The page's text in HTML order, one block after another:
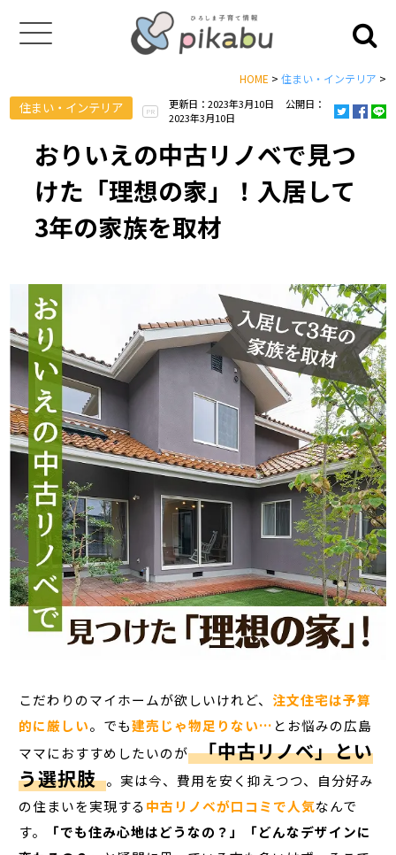
HOME > 住まい・インテリア >
住まい・インテリア PR
更新日：2023年3月10日
公開日：
2023年3月10日
おりいえの中古リノベで見つ
けた「理想の家」！入居して
3年の家族を取材
こだわりのマイホームが欲しいけれど、 注文住宅は予算
的に厳しい。でも建売じゃ物足りない… とお悩みの広島
ママにおすすめしたいのが 「中古リノベ」とい
う選択肢 。実は今、費用を安く抑えつつ、自分好み
の住まいを実現する中古リノベが口コミで人気なんで
す。
「でも住み心地はどうなの？」「どんなデザインに